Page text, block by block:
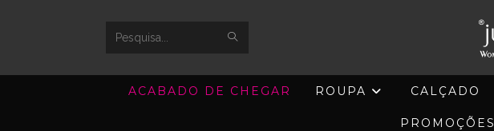
Search
ACABADO DE CHEGAR ROUPA CALÇADO
PROMOÇÕES